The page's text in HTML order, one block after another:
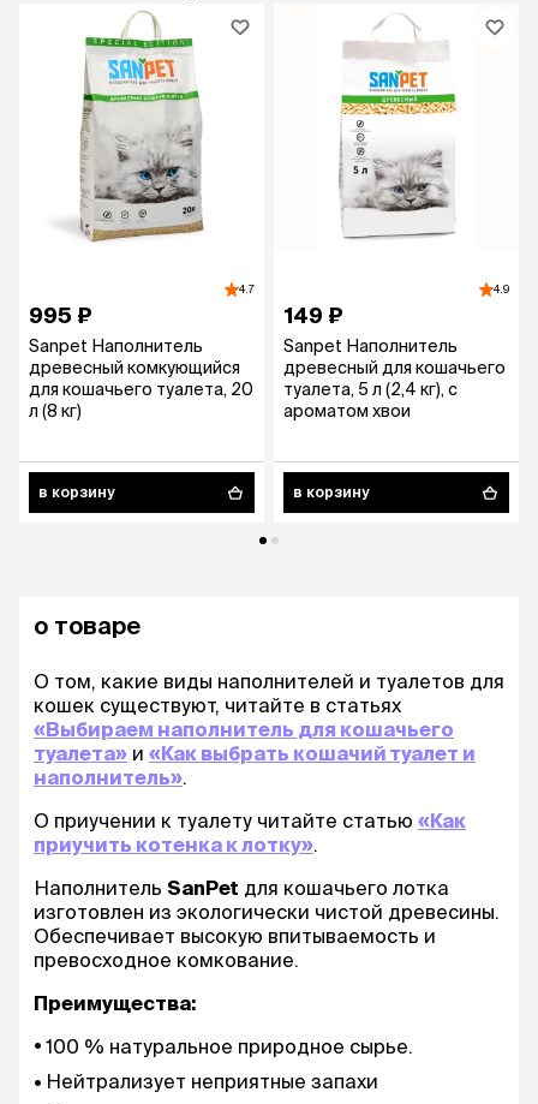
4.7
995 ₽
Sanpet Наполнитель
древесный комкующийся
для кошачьего туалета, 20
л (8 кг)
в корзину
4.9
149 ₽
Sanpet Наполнитель
древесный для кошачьего
туалета, 5 л (2,4 кг), с
ароматом хвои
в корзину
о товаре
О том, какие виды наполнителей и туалетов для
кошек существуют, читайте в статьях
«Выбираем наполнитель для кошачьего
туалета» и «Как выбрать кошачий туалет и
наполнитель».
О приучении к туалету читайте статью «Как
приучить котенка к лотку».
Наполнитель SanPet для кошачьего лотка
изготовлен из экологически чистой древесины.
Обеспечивает высокую впитываемость и
превосходное комкование.
Преимущества:
100 % натуральное природное сырье.
Нейтрализует неприятные запахи